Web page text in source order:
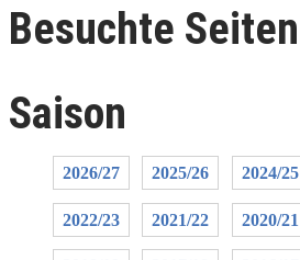
Besuchte Seiten
Saison
2026/27 2025/26 2024/25
2022/23 2021/22 2020/21